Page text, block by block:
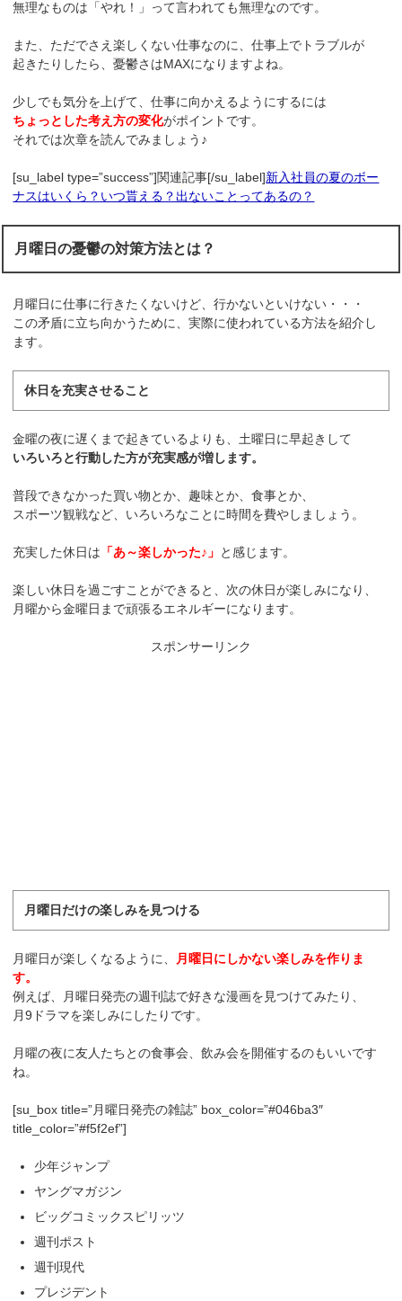
無理なものは「やれ！」って言われても無理なのです。
また、ただでさえ楽しくない仕事なのに、仕事上でトラブルが
起きたりしたら、憂鬱さはMAXになりますよね。
少しでも気分を上げて、仕事に向かえるようにするには
ちょっとした考え方の変化がポイントです。
それでは次章を読んでみましょう♪
[su_label type=”success”]関連記事[/su_label]新入社員の夏のボー
ナスはいくら？いつ貰える？出ないことってあるの？
月曜日の憂鬱の対策方法とは？
月曜日に仕事に行きたくないけど、行かないといけない・・・
この矛盾に立ち向かうために、実際に使われている方法を紹介し
ます。
休日を充実させること
金曜の夜に遅くまで起きているよりも、土曜日に早起きして
いろいろと行動した方が充実感が増します。
普段できなかった買い物とか、趣味とか、食事とか、
スポーツ観戦など、いろいろなことに時間を費やしましょう。
充実した休日は 「あ～楽しかった♪」 と感じます。
楽しい休日を過ごすことができると、次の休日が楽しみになり、
月曜から金曜日まで頑張るエネルギーになります。
スポンサーリンク
月曜日だけの楽しみを見つける
月曜日が楽しくなるように、 月曜日にしかない楽しみを作りま
す。
例えば、月曜日発売の週刊誌で好きな漫画を見つけてみたり、
月9ドラマを楽しみにしたりです。
月曜の夜に友人たちとの食事会、飲み会を開催するのもいいです
ね。
[su_box title=”月曜日発売の雑誌” box_color=”#046ba3″
title_color=”#f5f2ef”]
少年ジャンプ
ヤングマガジン
ビッグコミックスピリッツ
週刊ポスト
週刊現代
プレジデント